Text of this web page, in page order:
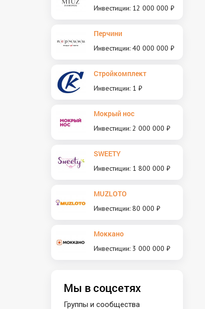
Инвестиции: 12 000 000 ₽
Перчини
Инвестиции: 40 000 000 ₽
Стройкомплект
Инвестиции: 1 ₽
Мокрый нос
Инвестиции: 2 000 000 ₽
SWEETY
Инвестиции: 1 800 000 ₽
MUZLOTO
Инвестиции: 80 000 ₽
Моккано
Инвестиции: 3 000 000 ₽
Мы в соцсетях
Группы и сообщества